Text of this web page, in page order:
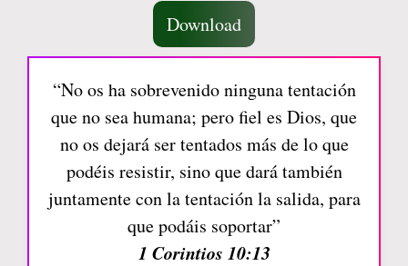
Download
“No os ha sobrevenido ninguna tentación
que no sea humana; pero fiel es Dios, que
no os dejará ser tentados más de lo que
podéis resistir, sino que dará también
juntamente con la tentación la salida, para
que podáis soportar”
1 Corintios 10:13